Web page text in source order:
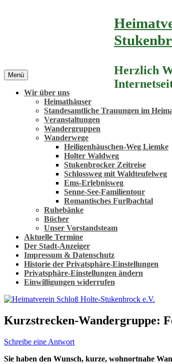
Herzlich
Menü
Wir über uns
Heimathäuser
Standesamtliche Trauungen im
Veranstaltungen
Wandergruppen
Wanderwege
Heiligenhäuschen-Weg Liemke
Holter Waldweg
Stukenbrocker Zeitreise
Schlossweg mit Waldteufelweg
Ems-Erlebnisweg
Senne-See-Familientour
Romantisches Furlbachtal
Ruhebänke
Bücher
Unser Vorstandsteam
Aktuelle Termine
Der Stadt-Anzeiger
Impressum & Datenschutz
Historie der Privatsphäre-Einstellungen
Privatsphäre-Einstellungen ändern
Einwilligungen widerrufen
Kurzstrecken-Wandergruppe:
Schreibe eine Antwort
Sie haben den Wunsch, kurze, wohnortnahe